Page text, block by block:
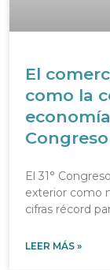
El
como la
Congreso
El 31°
exterior como
cifras récord
LEER MÁS »